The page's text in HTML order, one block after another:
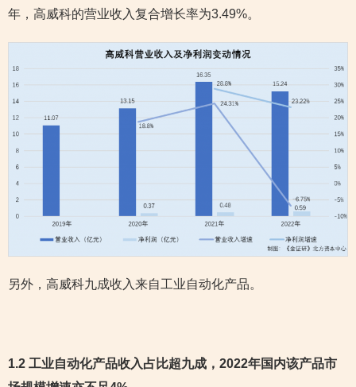
年，高威科的营业收入复合增长率为3.49%。
另外，高威科九成收入来自工业自动化产品。
1.2 工业自动化产品收入占比超九成，2022年国内该产品市